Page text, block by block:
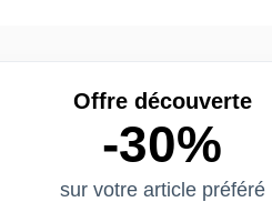
Offre découverte
-30%
sur votre article préféré